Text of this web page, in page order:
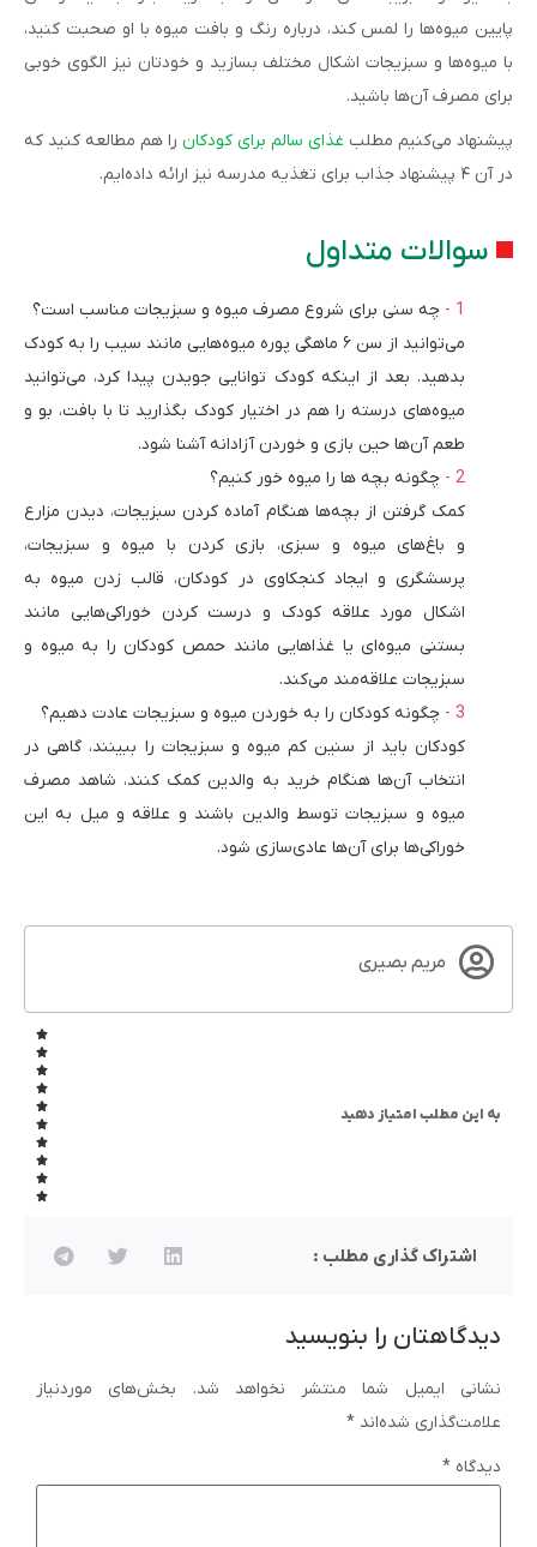
پایین میوه‌ها را لمس کند، درباره رنگ و بافت میوه با او صحبت کنید،
با میوه‌ها و سبزیجات اشکال مختلف بسازید و خودتان نیز الگوی خوبی
برای مصرف آن‌ها باشید.
پیشنهاد می‌کنیم مطلب غذای سالم برای کودکان را هم مطالعه کنید که
در آن ۴ پیشنهاد جذاب برای تغذیه مدرسه نیز ارائه داده‌ایم.
سوالات متداول
چه سنی برای شروع مصرف میوه و سبزیجات مناسب است؟
می‌توانید از سن ۶ ماهگی پوره میوه‌هایی مانند سیب را به کودک
بدهید. بعد از اینکه کودک توانایی جویدن پیدا کرد، می‌توانید
میوه‌های درسته را هم در اختیار کودک بگذارید تا با بافت، بو و
طعم آن‌ها حین بازی و خوردن آزادانه آشنا شود.
چگونه بچه ها را میوه خور کنیم؟
کمک گرفتن از بچه‌ها هنگام آماده کردن سبزیجات، دیدن مزارع
و باغ‌های میوه و سبزی، بازی کردن با میوه و سبزیجات،
پرسشگری و ایجاد کنجکاوی در کودکان، قالب زدن میوه به
اشکال مورد علاقه کودک و درست کردن خوراکی‌هایی مانند
بستنی میوه‌ای یا غذاهایی مانند حمص کودکان را به میوه و
سبزیجات علاقه‌مند می‌کند.
چگونه کودکان را به خوردن میوه و سبزیجات عادت دهیم؟
کودکان باید از سنین کم میوه و سبزیجات را ببینند، گاهی در
انتخاب آن‌ها هنگام خرید به والدین کمک کنند، شاهد مصرف
میوه و سبزیجات توسط والدین باشند و علاقه و میل به این
خوراکی‌ها برای آن‌ها عادی‌سازی شود.
مریم بصیری
به این مطلب امتیاز دهید
اشتراک گذاری مطلب :
دیدگاهتان را بنویسید
نشانی ایمیل شما منتشر نخواهد شد.
بخش‌های موردنیاز
علامت‌گذاری شده‌اند *
دیدگاه *